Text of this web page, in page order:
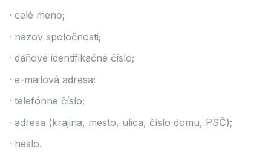
· celé meno;
· názov spoločnosti;
· daňové identifikačné číslo;
· e-mailová adresa;
· telefónne číslo;
· adresa (krajina, mesto, ulica, číslo domu, PSČ);
· heslo.